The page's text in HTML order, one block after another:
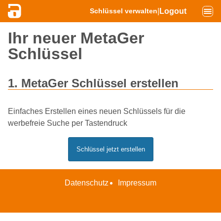
Schlüssel verwalten Logout
Ihr neuer MetaGer
Schlüssel
1. MetaGer Schlüssel erstellen
Einfaches Erstellen eines neuen Schlüssels für die
werbefreie Suche per Tastendruck
Schlüssel jetzt erstellen
Datenschutz Impressum